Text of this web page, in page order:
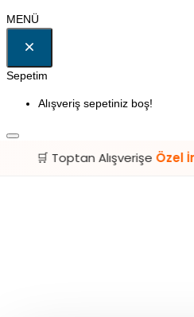
MENÜ
Sepetim
Alışveriş sepetiniz boş!
AlışverişeÖzel İndirimler